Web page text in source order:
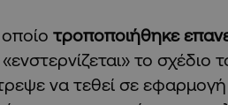
τροποποιήθηκε
το σχέδιο
να τεθεί σε εφαρμογή